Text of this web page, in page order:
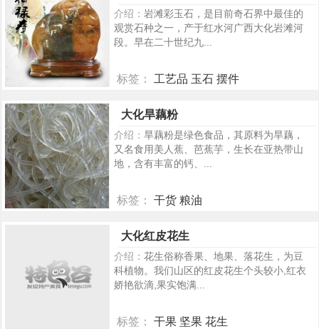
介绍： 岩滩彩玉石，是目前奇石界中最佳的
观赏石种之一，产于红水河广西大化岩滩河
段。早在二十世纪九...
标签： 工艺品 玉石 摆件
大化旱藕粉
介绍： 旱藕粉是绿色食品，其原料为旱藕，
又名食用美人蕉、芭蕉芋，生长在亚热带山
地，含有丰富的钙、...
标签： 干货 粮油
大化红皮花生
介绍： 花生俗称香果、地果、落花生，为豆
科植物。我们山区的红皮花生个头较小,红衣
娇艳欲滴,果实饱满...
标签： 干果 坚果 花生